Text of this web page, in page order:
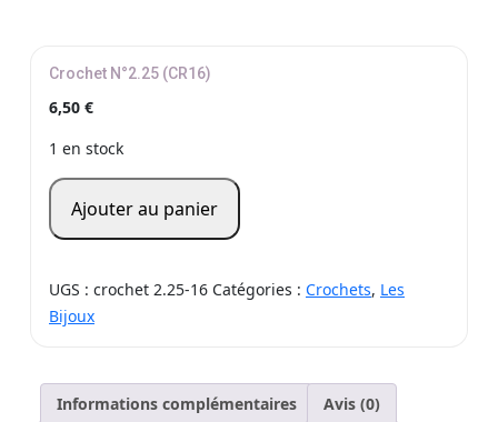
Crochet N°2.25 (CR16)
6,50 €
1 en stock
quantité
Crochet
(CR16)
Ajouter au panier
UGS : crochet 2.25-16 Catégories : Crochets, Les
Bijoux
Informations complémentaires Avis (0)